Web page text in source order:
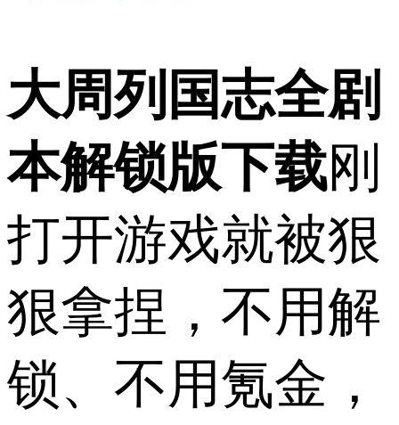
大周列国志全剧
本解锁版下载刚
打开游戏就被狠
狠拿捏，不用解
锁、不用氪金，